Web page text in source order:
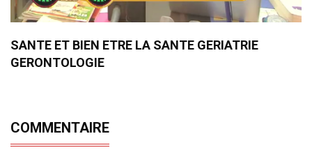
SANTE ET BIEN ETRE LA SANTE GERIATRIE
GERONTOLOGIE
COMMENTAIRE